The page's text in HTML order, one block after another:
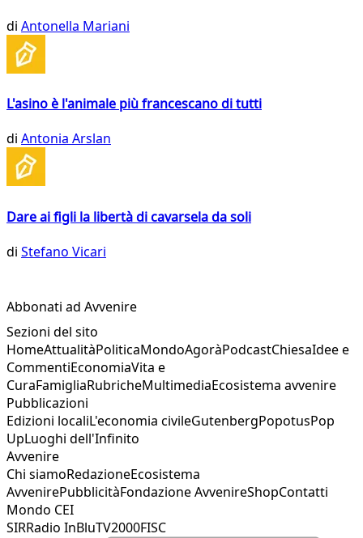
di Antonella Mariani
L'asino è l'animale più francescano di tutti
di Antonia Arslan
Dare ai figli la libertà di cavarsela da soli
di Stefano Vicari
Abbonati ad Avvenire
Sezioni del sito
HomeAttualitàPoliticaMondoAgoràPodcastChiesaIdee e
CommentiEconomiaVita e
CuraFamigliaRubricheMultimediaEcosistema avvenire
Pubblicazioni
Edizioni localiL'economia civileGutenbergPopotusPop
UpLuoghi dell'Infinito
Avvenire
Chi siamoRedazioneEcosistema
AvvenirePubblicitàFondazione AvvenireShopContatti
Mondo CEI
SIRRadio InBluTV2000FISC